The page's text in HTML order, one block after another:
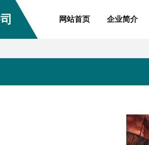
网站首页 企业简介